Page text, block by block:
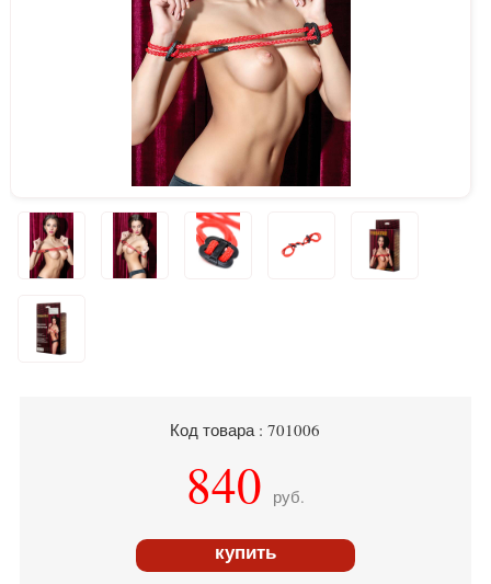
Код товара : 701006
840 руб.
купить